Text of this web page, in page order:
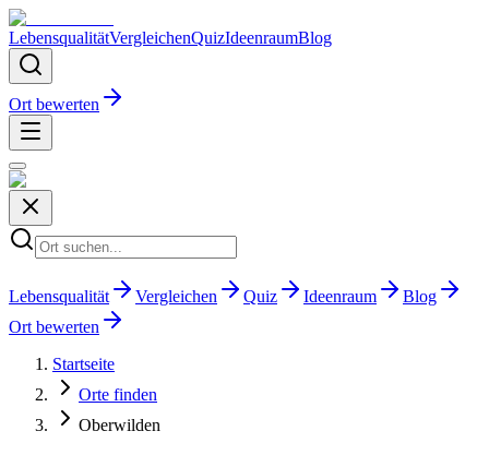
LebensqualitätVergleichenQuizIdeenraumBlog
Ort bewerten
Lebensqualität Vergleichen Quiz Ideenraum
Blog
Ort bewerten
Startseite
Orte finden
Oberwilden